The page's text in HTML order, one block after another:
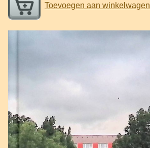
Toevoegen aan winkelwagen